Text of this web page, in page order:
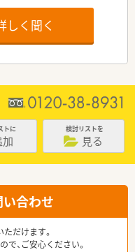
しく聞く
トに 検討リストを
見る
合わせ
だけます。
、ご安心ください。